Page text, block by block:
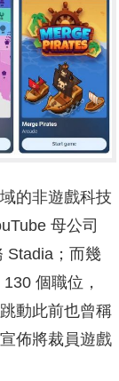
的非遊戲科技
母公司
Stadia；而幾
個職位，
動此前也曾稱
佈將裁員遊戲